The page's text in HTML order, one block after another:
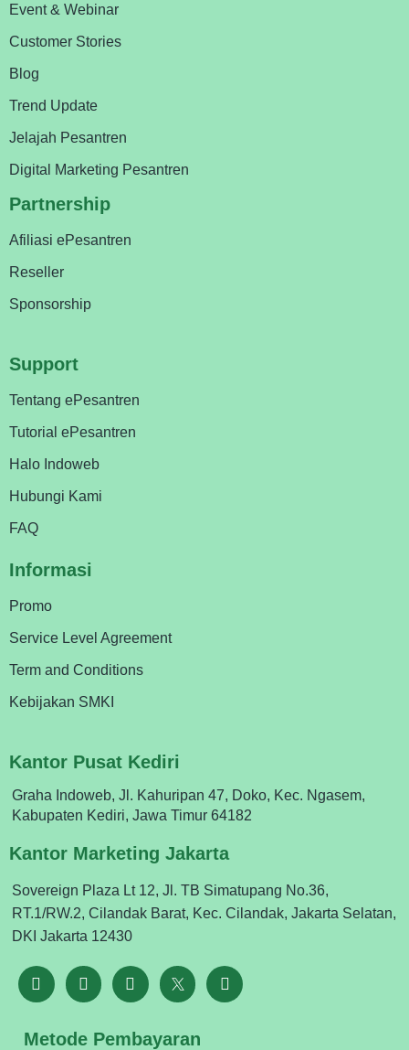
Event & Webinar
Customer Stories
Blog
Trend Update
Jelajah Pesantren
Digital Marketing Pesantren
Partnership
Afiliasi ePesantren
Reseller
Sponsorship
Support
Tentang ePesantren
Tutorial ePesantren
Halo Indoweb
Hubungi Kami
FAQ
Informasi
Promo
Service Level Agreement
Term and Conditions
Kebijakan SMKI
Kantor Pusat Kediri
Graha Indoweb, Jl. Kahuripan 47, Doko, Kec. Ngasem,
Kabupaten Kediri, Jawa Timur 64182
Kantor Marketing Jakarta
Sovereign Plaza Lt 12, Jl. TB Simatupang No.36,
RT.1/RW.2, Cilandak Barat, Kec. Cilandak, Jakarta Selatan,
DKI Jakarta 12430
Metode Pembayaran